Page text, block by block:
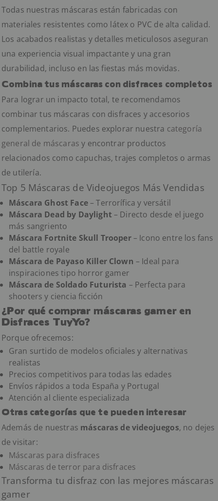
Todas nuestras máscaras están fabricadas con
materiales resistentes como látex o PVC de alta calidad.
Los acabados realistas y detalles meticulosos aseguran
una experiencia visual impactante y una gran
durabilidad, incluso en las fiestas más movidas.
Combina tus máscaras con disfraces completos
Para lograr un impacto total, te recomendamos
combinar tus máscaras con disfraces y accesorios
complementarios. Puedes explorar nuestra categoría
general de máscaras y encontrar productos
relacionados como capuchas, trajes completos o armas
de utilería.
Top 5 Máscaras de Videojuegos Más Vendidas
Máscara Ghost Face– Terrorífica y versátil
Máscara Dead by Daylight– Directo desde el juego
más sangriento
Máscara Fortnite Skull Trooper– Icono entre los fans
del battle royale
Máscara de Payaso Killer Clown – Ideal para
inspiraciones tipo horror gamer
Máscara de Soldado Futurista – Perfecta para
shooters y ciencia ficción
¿Por qué comprar máscaras gamer en
Disfraces TuyYo?
Porque ofrecemos:
Gran surtido de modelos oficiales y alternativas
realistas
Precios competitivos para todas las edades
Envíos rápidos a toda España y Portugal
Atención al cliente especializada
Otras categorías que te pueden interesar
Además de nuestras máscaras de videojuegos, no dejes
de visitar:
Máscaras para disfraces
Máscaras de terror para disfraces
Transforma tu disfraz con las mejores máscaras
gamer